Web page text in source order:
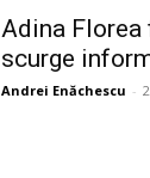
Adina
scurge
Andrei Enăchescu -